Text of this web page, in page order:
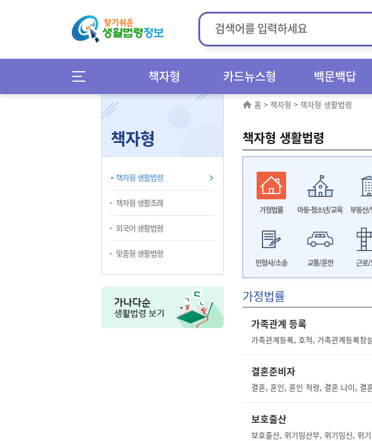
책자형 카드뉴스형 백문백답
책자형
책자형 생활법령
책자형 생활조례
외국어 생활법령
맞춤형 생활법령
홈 > 책자형 > 책자형 생활법령
책자형 생활법령
가정법률 아동·청소년/교육 부동산/
민형사/소송 교통/운전 근로/
가정법률
가족관계 등록
가족관계등록, 호적, 가족관계등록창
결혼준비자
보호출산